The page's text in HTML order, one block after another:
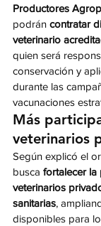
Productores
podrán contratar
veterinario
quien será
conservación y
durante las
vacunaciones
Más
veterinarios
Según explicó el
busca fortalecer la
veterinarios
sanitarias,
disponibles para